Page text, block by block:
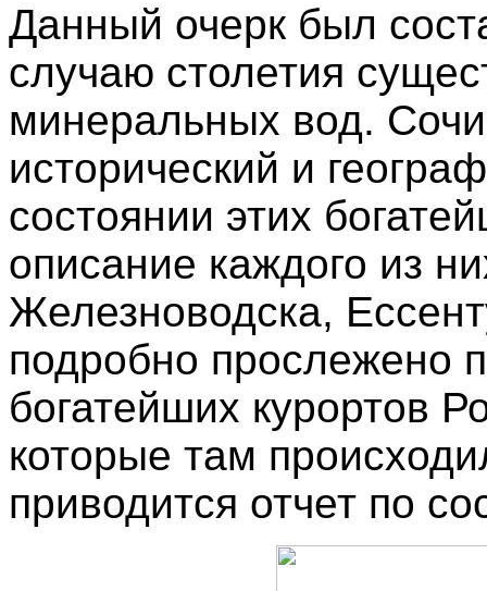
Данный очерк был
случаю столетия
минеральных вод.
исторический и
состоянии этих
описание каждого из
Железноводска,
подробно прослежено
богатейших курортов
которые там
приводится отчет по